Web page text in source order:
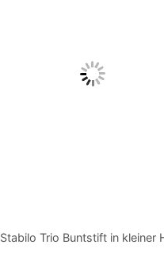
Stabilo Trio Buntstift in kleiner